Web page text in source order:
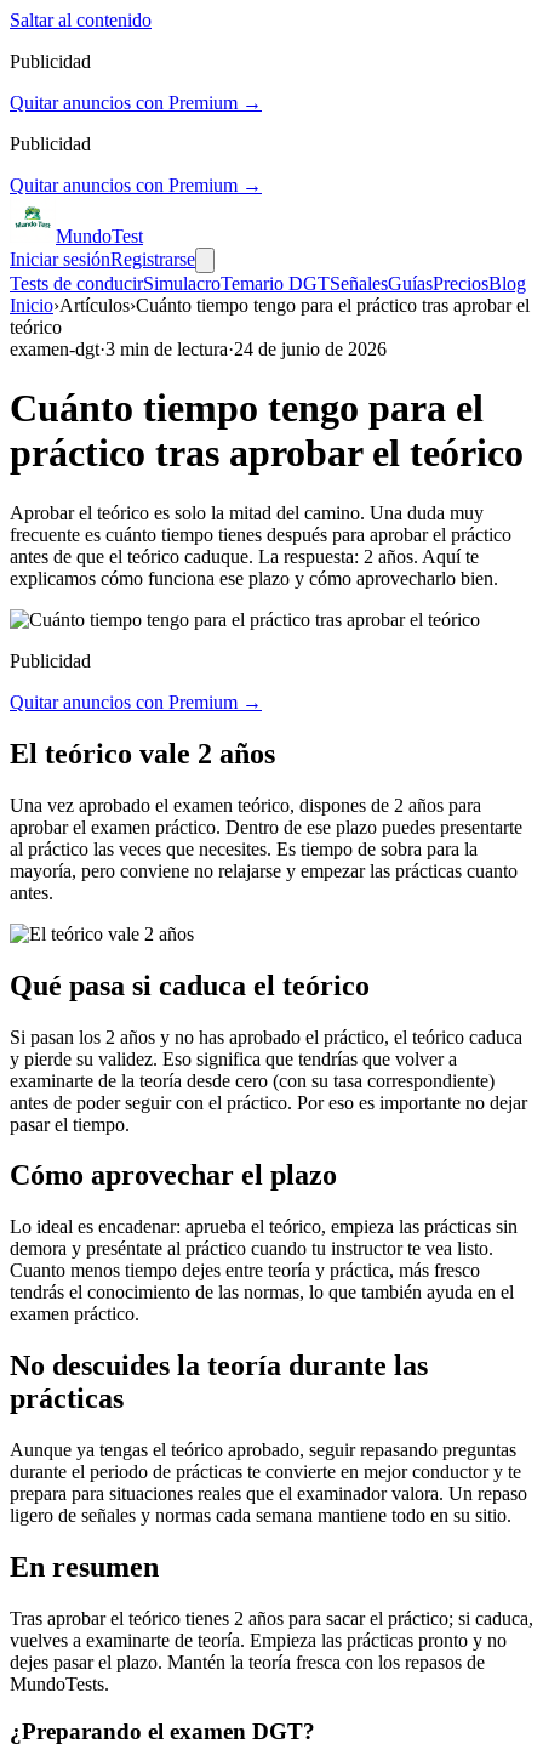
Saltar al contenido
Publicidad
Quitar anuncios con Premium →
Publicidad
Quitar anuncios con Premium →
MundoTest
Iniciar sesiónRegistrarse
Tests de conducirSimulacroTemario DGTSeñalesGuíasPreciosBlog
Inicio›Artículos›Cuánto tiempo tengo para el práctico tras aprobar el
teórico
examen-dgt·3 min de lectura·24 de junio de 2026
Cuánto tiempo tengo para el
práctico tras aprobar el teórico
Aprobar el teórico es solo la mitad del camino. Una duda muy
frecuente es cuánto tiempo tienes después para aprobar el práctico
antes de que el teórico caduque. La respuesta: 2 años. Aquí te
explicamos cómo funciona ese plazo y cómo aprovecharlo bien.
Publicidad
Quitar anuncios con Premium →
El teórico vale 2 años
Una vez aprobado el examen teórico, dispones de 2 años para
aprobar el examen práctico. Dentro de ese plazo puedes presentarte
al práctico las veces que necesites. Es tiempo de sobra para la
mayoría, pero conviene no relajarse y empezar las prácticas cuanto
antes.
Qué pasa si caduca el teórico
Si pasan los 2 años y no has aprobado el práctico, el teórico caduca
y pierde su validez. Eso significa que tendrías que volver a
examinarte de la teoría desde cero (con su tasa correspondiente)
antes de poder seguir con el práctico. Por eso es importante no dejar
pasar el tiempo.
Cómo aprovechar el plazo
Lo ideal es encadenar: aprueba el teórico, empieza las prácticas sin
demora y preséntate al práctico cuando tu instructor te vea listo.
Cuanto menos tiempo dejes entre teoría y práctica, más fresco
tendrás el conocimiento de las normas, lo que también ayuda en el
examen práctico.
No descuides la teoría durante las
prácticas
Aunque ya tengas el teórico aprobado, seguir repasando preguntas
durante el periodo de prácticas te convierte en mejor conductor y te
prepara para situaciones reales que el examinador valora. Un repaso
ligero de señales y normas cada semana mantiene todo en su sitio.
En resumen
Tras aprobar el teórico tienes 2 años para sacar el práctico; si caduca,
vuelves a examinarte de teoría. Empieza las prácticas pronto y no
dejes pasar el plazo. Mantén la teoría fresca con los repasos de
MundoTests.
¿Preparando el examen DGT?